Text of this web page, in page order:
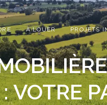
À LOUER PROJETS
VOTRE